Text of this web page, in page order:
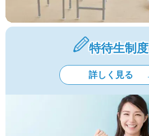
特待生制度
詳しく見る